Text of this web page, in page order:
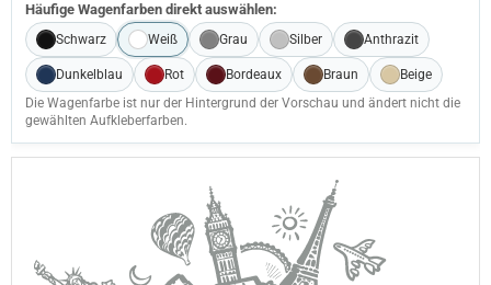
Häufige Wagenfarben direkt auswählen:
Schwarz Weiß Grau Silber Anthrazit
Dunkelblau Rot Bordeaux Braun
Beige
Die Wagenfarbe ist nur der Hintergrund der Vorschau und ändert nicht die
gewählten Aufkleberfarben.